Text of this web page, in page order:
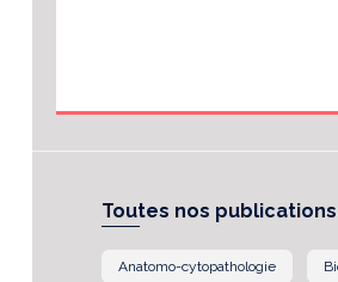
Toutes nos
Anatomo-cytopathologie